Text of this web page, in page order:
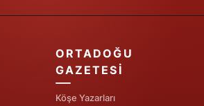
ORTADOĞU
GAZETESI
Köşe Yazarları